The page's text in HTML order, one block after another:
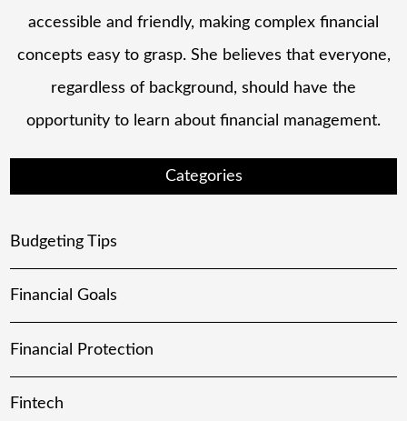
accessible and friendly, making complex financial
concepts easy to grasp. She believes that everyone,
regardless of background, should have the
opportunity to learn about financial management.
Categories
Budgeting Tips
Financial Goals
Financial Protection
Fintech